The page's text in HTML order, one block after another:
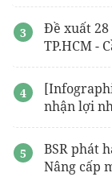
Đề xuất
TP.HCM -
nhận lợi
BSR phát
Nâng cấp